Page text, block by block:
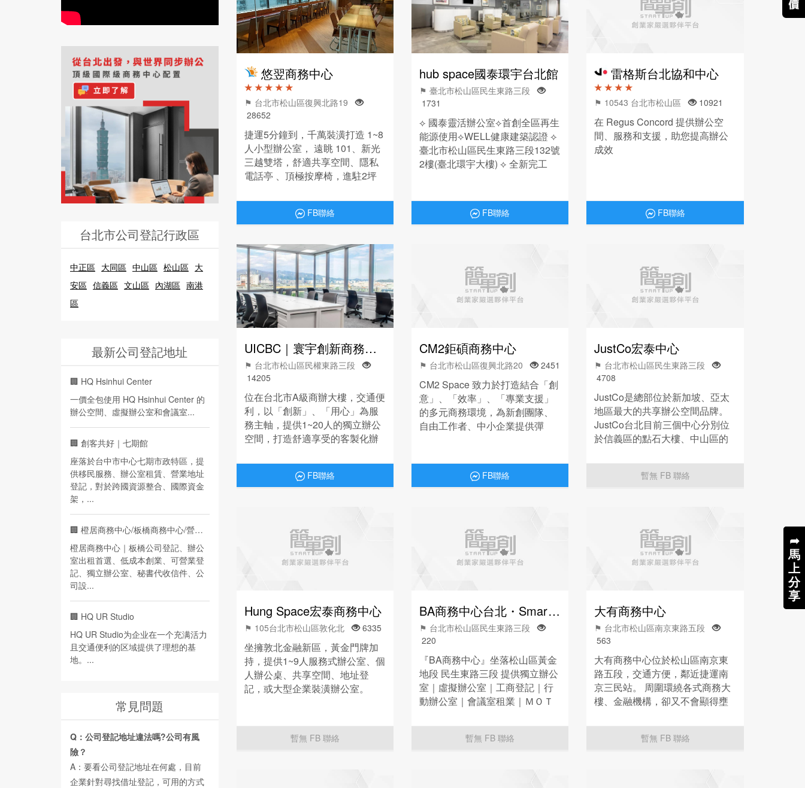
➦
馬
上
分
享
➦
馬
上
分
享
台北市公司登記行政區
中正區 大同區 中山區 松山區 大
安區 信義區 文山區 內湖區 南港
區
最新公司登記地址
🏢 HQ Hsinhui Center
一價全包使用 HQ Hsinhui Center 的
辦公空間、虛擬辦公室和會議室...
🏢 創客共好｜七期館
座落於台中市中心七期市政特區，提
供移民服務、辦公室租賃、營業地址
登記，對於跨國資源整合、國際資金
架，...
🏢 橙居商務中心/板橋商務中心/營業登記
橙居商務中心｜板橋公司登記、辦公
室出租首選、低成本創業、可營業登
記、獨立辦公室、秘書代收信件、公
司設...
🏢 HQ UR Studio
HQ UR Studio为企业在一个充满活力
且交通便利的区域提供了理想的基
地。...
常見問題
Q：公司登記地址違法嗎?公司有風
險？
A：要看公司登記地址在何處，目前
企業針對尋找借址登記，可用的方式
悠翌商務中心
★ ★ ★ ★ ★
⚑ 台北市松山區復興北路19
28652
捷運5分鐘到，千萬裝潢打造 1~8
人小型辦公室， 遠眺 101、新光
三越雙塔，舒適共享空間、隱私
電話亭 、頂極按摩椅，進駐2坪
備， 辦公變的超舒適~
FB聯絡
hub space國泰環宇台北館
⚑ 臺北市松山區民生東路三段
1731
⟡ 國泰靈活辦公室⟡首創全區再生
能源使用⟡WELL健康建築認證 ⟡
臺北市松山區民生東路三段132號
2樓(臺北環宇大樓) ⟡ 全新完工
FB聯絡
雷格斯台北協和中心
★ ★ ★ ★
⚑ 10543 台北市松山區 10921
在 Regus Concord 提供辦公空
間、服務和支援，助您提高辦公
成效
FB聯絡
UICBC｜寰宇創新商務中心
⚑ 台北市松山區民權東路三段
14205
位在台北市A級商辦大樓，交通便
利，以「創新」、「用心」為服
務主軸，提供1~20人的獨立辦公
空間，打造舒適享受的客製化辦
FB聯絡
CM2鉅碩商務中心
⚑ 台北市松山區復興北路20 2451
CM2 Space 致力於打造結合「創
意」、「效率」、「專業支援」
的多元商務環境，為新創團隊、
自由工作者、中小企業提供彈
FB聯絡
JustCo宏泰中心
⚑ 台北市松山區民生東路三段
4708
JustCo是總部位於新加坡、亞太
地區最大的共享辦公空間品牌。
JustCo台北目前三個中心分別位
於信義區的點石大樓、中山區的
融大樓，是台北最大的共享辦公
空間和社群。暫無 FB 聯絡
Hung Space宏泰商務中心
⚑ 105台北市松山區敦化北 6335
坐擁敦北金融新區，黃金門牌加
持，提供1~9人服務式辦公室、個
人辦公桌、共享空間、地址登
記，或大型企業裝潢辦公室。
體驗➤➤➤
暫無 FB 聯絡
BA商務中心台北・SmartBiz旗艦館
⚑ 台北市松山區民生東路三段
220
『BA商務中心』坐落松山區黃金
地段 民生東路三段 提供獨立辦公
室｜虛擬辦公室｜工商登記｜行
動辦公室｜會議室租業｜ＭＯＴ
秘書服務，一站式專業服務讓您
立即入住無煩惱暫無 FB 聯絡
大有商務中心
⚑ 台北市松山區南京東路五段
563
大有商務中心位於松山區南京東
路五段，交通方便，鄰近捷運南
京三民站。 周圍環繞各式商務大
樓、金融機構，卻又不會顯得壅
具備多項商務用途。 辦公室。會
議室。公司登記。一應俱全。
暫無 FB 聯絡